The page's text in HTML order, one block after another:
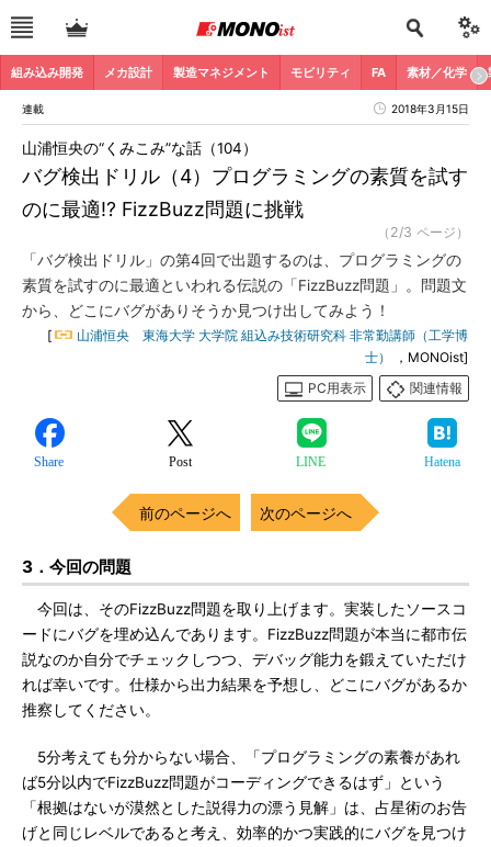
組み込み開発 メカ設計 製造マネジメント モビリティ FA 素材／化学
連載 2018年3月15日
バグ検出ドリル（4）プログラミングの素質を試す
のに最適!? FizzBuzz問題に挑戦
山浦恒央の“くみこみ”な話（104）
（2/3 ページ）
「バグ検出ドリル」の第4回で出題するのは、プログラミングの
素質を試すのに最適といわれる伝説の「FizzBuzz問題」。問題文
から、どこにバグがありそうか見つけ出してみよう！
[
山浦恒央 東海大学 大学院 組込み技術研究科 非常勤講師（工学博
士）
，MONOist]
PC用表示
関連情報
Share Post LINE Hatena
前のページへ 次のページへ
3．今回の問題
今回は、そのFizzBuzz問題を取り上げます。実装したソースコ
ードにバグを埋め込んであります。FizzBuzz問題が本当に都市伝
説なのか自分でチェックしつつ、デバッグ能力を鍛えていただけ
れば幸いです。仕様から出力結果を予想し、どこにバグがあるか
推察してください。
5分考えても分からない場合、「プログラミングの素養があれ
ば5分以内でFizzBuzz問題がコーディングできるはず」という
「根拠はないが漠然とした説得力の漂う見解」は、占星術のお告
げと同じレベルであると考え、効率的かつ実践的にバグを見つけ